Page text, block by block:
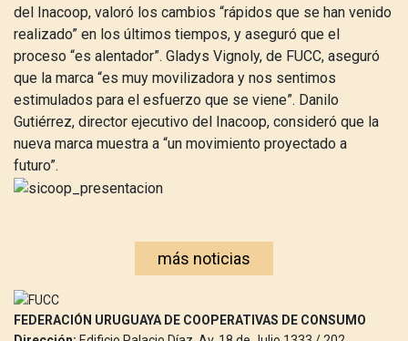
del Inacoop, valoró los cambios “rápidos que se han venido
realizado” en los últimos tiempos, y aseguró que el
proceso “es alentador”. Gladys Vignoly, de FUCC, aseguró
que la marca “es muy movilizadora y nos sentimos
estimulados para el esfuerzo que se viene”. Danilo
Gutiérrez, director ejecutivo del Inacoop, consideró que la
nueva marca muestra a “un movimiento proyectado a
futuro”.
más noticias
FEDERACIÓN URUGUAYA DE COOPERATIVAS DE CONSUMO